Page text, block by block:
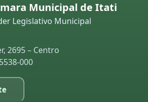
Municipal de Itati
Legislativo Municipal
2695 – Centro
000